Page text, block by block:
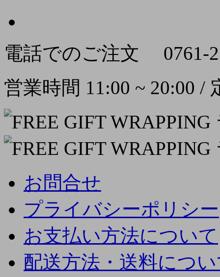
電話でのご注文
0761-
営業時間 11:00 ~ 20:00 /
お問合せ
プライバシーポリシー
お支払い方法について
配送方法・送料につ